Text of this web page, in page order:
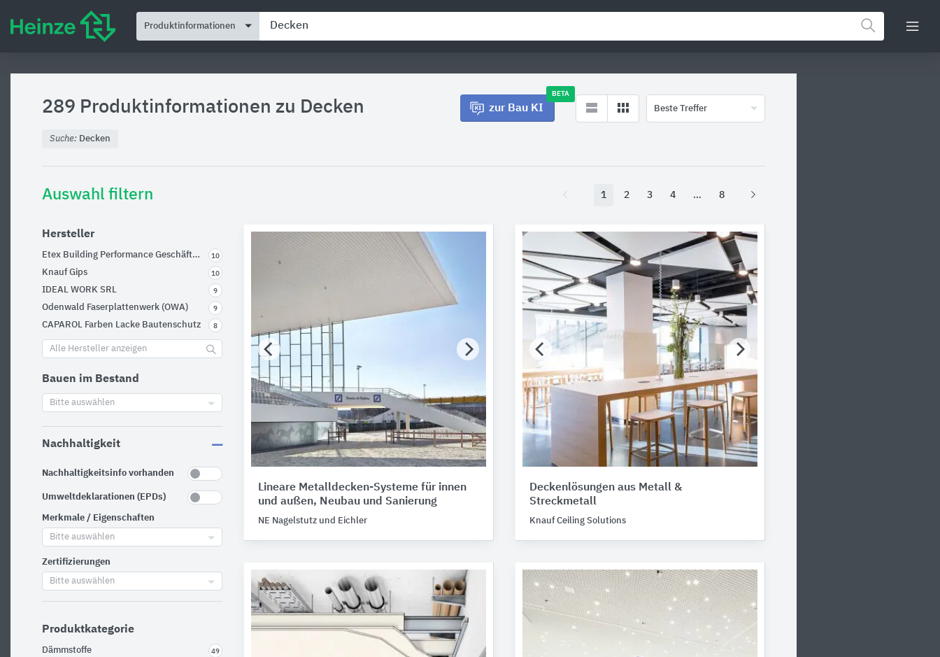
Produktinformationen
289 Produktinformationen zu Decken zur Bau KI
BETA
Beste Treffer
Suche: Decken
Auswahl filtern
Hersteller
Etex Building Performance Geschäftsbereich Siniat 10
Knauf Gips 10
IDEAL WORK SRL 9
Odenwald Faserplattenwerk (OWA) 9
CAPAROL Farben Lacke Bautenschutz 8
Alle Hersteller anzeigen
Bauen im Bestand
Bitte auswählen
Nachhaltigkeit
Nachhaltigkeitsinfo vorhanden
Umweltdeklarationen (EPDs)
Merkmale / Eigenschaften
Bitte auswählen
Zertifizierungen
Bitte auswählen
Produktkategorie
Dämmstoffe 49
1 2 3 4 8
Lineare Metalldecken-Systeme für innen
und außen, Neubau und Sanierung
NE Nagelstutz und Eichler
Deckenlösungen aus Metall &
Streckmetall
Knauf Ceiling Solutions